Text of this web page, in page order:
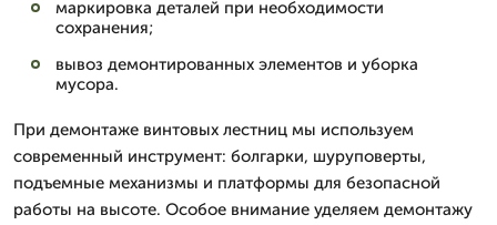
маркировка деталей при необходимости
сохранения;
вывоз демонтированных элементов и уборка
мусора.
При демонтаже винтовых лестниц мы используем
современный инструмент: болгарки, шуруповерты,
подъемные механизмы и платформы для безопасной
работы на высоте. Особое внимание уделяем демонтажу